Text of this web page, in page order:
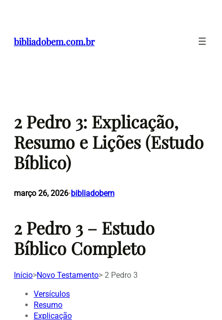
conteúdo
bibliadobem.com.br
2 Pedro 3: Explicação,
Resumo e Lições (Estudo
Bíblico)
março 26, 2026•bibliadobem
2 Pedro 3 – Estudo
Bíblico Completo
Início>Novo Testamento> 2 Pedro 3
Versículos
Resumo
Explicação